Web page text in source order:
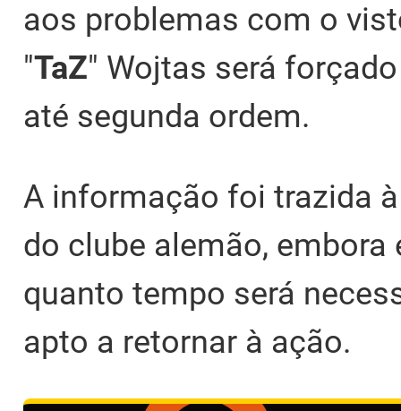
aos problemas com o
"TaZ" Wojtas será
até segunda ordem.
A informação foi trazida
do clube alemão,
quanto tempo será
apto a retornar à ação.